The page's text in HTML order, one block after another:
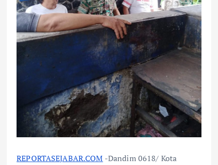
REPORTASEJABAR.COM -Dandim 0618/ Kota